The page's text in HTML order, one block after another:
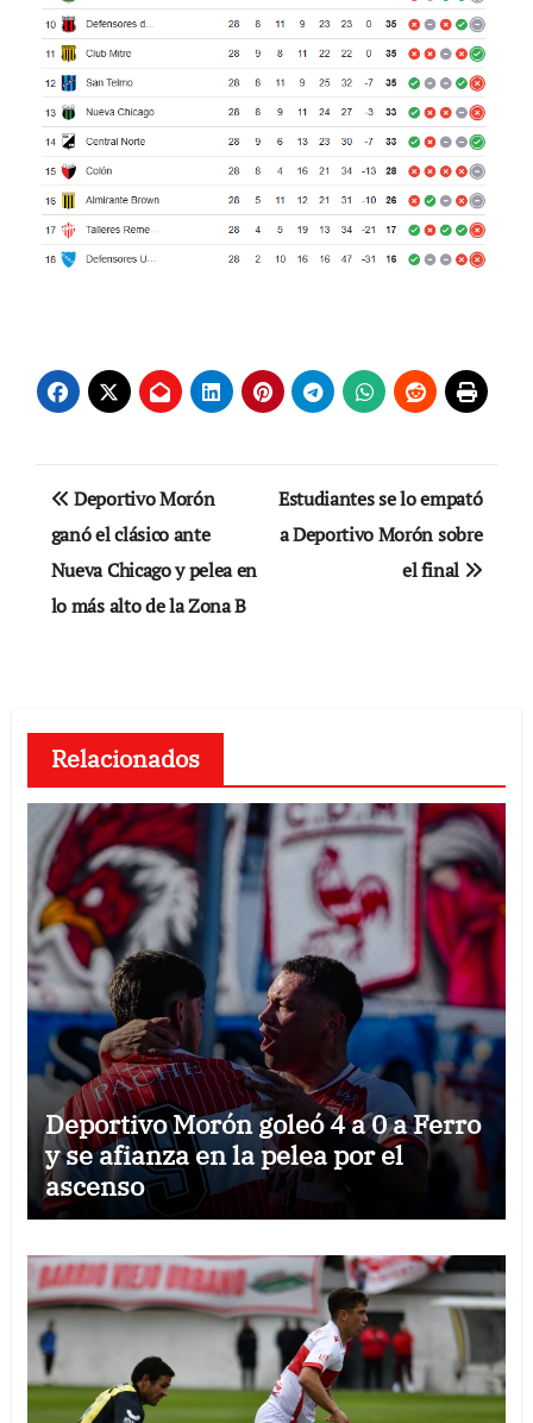
Navegación
de
entradas
Deportivo Morón
ganó el clásico ante
Nueva Chicago y pelea en
lo más alto de la Zona B
Estudiantes se lo empató
a Deportivo Morón sobre
el final
Relacionados
Deportivo Morón goleó 4 a 0 a Ferro
y se afianza en la pelea por el
ascenso